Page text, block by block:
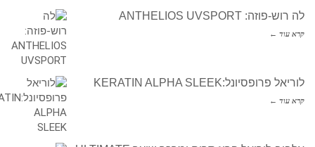
לה רוש-פוזה: ANTHELIOS UVSPORT
קרא עוד ←
לוריאל פרופסיונל:KERATIN ALPHA SLEEK
קרא עוד ←